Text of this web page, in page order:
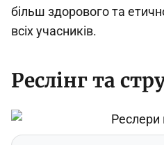
більш здорового та
всіх учасників.
Реслінг та